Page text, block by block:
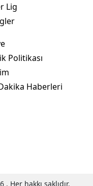
Lig
Politikası
Haberleri
Her hakkı saklıdır.